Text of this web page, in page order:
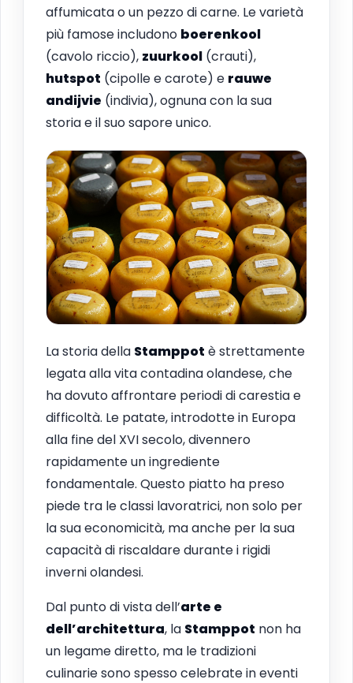
affumicata o un pezzo di carne. Le varietà
più famose includono boerenkool
(cavolo riccio), zuurkool (crauti),
hutspot (cipolle e carote) e rauwe
andijvie (indivia), ognuna con la sua
storia e il suo sapore unico.
La storia della Stamppot è strettamente
legata alla vita contadina olandese, che
ha dovuto affrontare periodi di carestia e
difficoltà. Le patate, introdotte in Europa
alla fine del XVI secolo, divennero
rapidamente un ingrediente
fondamentale. Questo piatto ha preso
piede tra le classi lavoratrici, non solo per
la sua economicità, ma anche per la sua
capacità di riscaldare durante i rigidi
inverni olandesi.
Dal punto di vista dell’arte e
dell’architettura, la Stamppot non ha
un legame diretto, ma le tradizioni
culinarie sono spesso celebrate in eventi